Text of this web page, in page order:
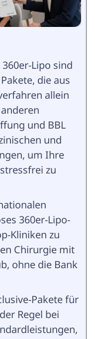
Lipo sind
die aus
allein
und BBL
und
um Ihre
zu
360er-Lipo-
Kliniken zu
Chirurgie mit
ohne die Bank
Pakete für
Regel bei